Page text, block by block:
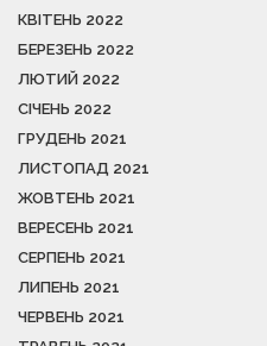
КВІТЕНЬ 2022
БЕРЕЗЕНЬ 2022
ЛЮТИЙ 2022
СІЧЕНЬ 2022
ГРУДЕНЬ 2021
ЛИСТОПАД 2021
ЖОВТЕНЬ 2021
ВЕРЕСЕНЬ 2021
СЕРПЕНЬ 2021
ЛИПЕНЬ 2021
ЧЕРВЕНЬ 2021